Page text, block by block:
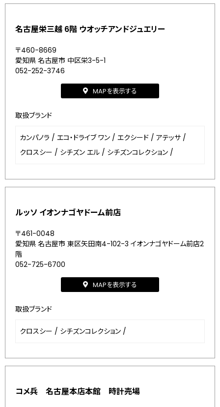
名古屋栄三越 6階 ウオッチアンドジュエリー
〒460-8669
愛知県 名古屋市 中区栄3-5-1
052-252-3746
MAPを表示する
取扱ブランド
カンパノラ / エコ・ドライブ ワン / エクシード / アテッサ /
クロスシー / シチズン エル / シチズンコレクション /
ルッソ イオンナゴヤドーム前店
〒461-0048
愛知県 名古屋市 東区矢田南4-102-3 イオンナゴヤドーム前店2
階
052-725-6700
MAPを表示する
取扱ブランド
クロスシー / シチズンコレクション /
コメ兵 名古屋本店本館 時計売場